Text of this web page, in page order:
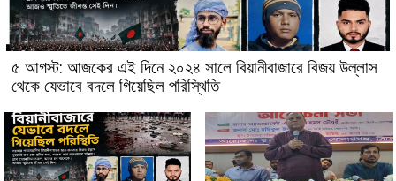
৫ আগস্ট: আজকের এই দিনে ২০২৪ সালে বিয়ানীবাজারে বিজয় উল্লাস
থেকে যেভাবে বদলে গিয়েছিল পরিস্থিতি